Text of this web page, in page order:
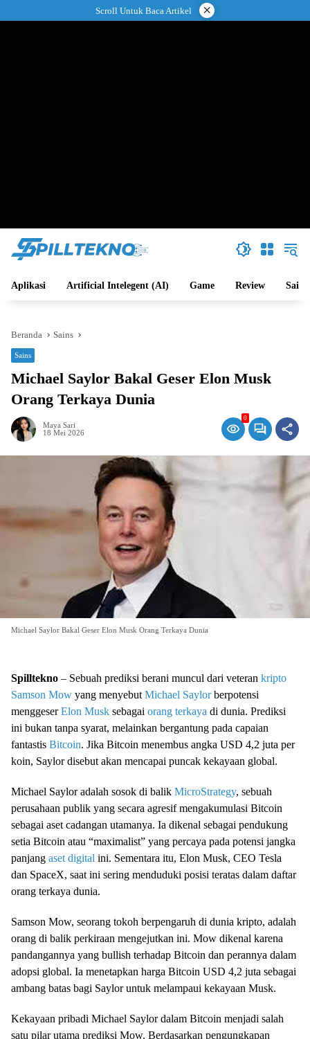
ke
Scroll Untuk Baca Artikel ×
Aplikasi Artificial Intelegent (AI) Game Review Sains
Beranda Sains
Sains
Michael Saylor Bakal Geser Elon Musk
Orang Terkaya Dunia
Maya Sari
18 Mei 2026
0
Michael Saylor Bakal Geser Elon Musk Orang Terkaya Dunia
Spilltekno – Sebuah prediksi berani muncul dari veteran kripto
Samson Mow yang menyebut Michael Saylorberpotensi
menggeserElon Musk sebagai orang terkaya di dunia. Prediksi
ini bukan tanpa syarat, melainkan bergantung pada capaian
fantastis Bitcoin. Jika Bitcoin menembus angka USD 4,2 juta per
koin, Saylor disebut akan mencapai puncak kekayaan global.
Michael Saylor adalah sosok di balik MicroStrategy, sebuah
perusahaan publik yang secara agresif mengakumulasi Bitcoin
sebagai aset cadangan utamanya. Ia dikenal sebagai pendukung
setia Bitcoin atau “maximalist” yang percaya pada potensi jangka
panjang aset digital ini. Sementara itu, Elon Musk, CEO Tesla
dan SpaceX, saat ini sering menduduki posisi teratas dalam daftar
orang terkaya dunia.
Samson Mow, seorang tokoh berpengaruh di dunia kripto, adalah
orang di balik perkiraan mengejutkan ini. Mow dikenal karena
pandangannya yang bullish terhadap Bitcoin dan perannya dalam
adopsi global. Ia menetapkan harga Bitcoin USD 4,2 juta sebagai
ambang batas bagi Saylor untuk melampaui kekayaan Musk.
Kekayaan pribadi Michael Saylor dalam Bitcoin menjadi salah
satu pilar utama prediksi Mow. Berdasarkan pengungkapan